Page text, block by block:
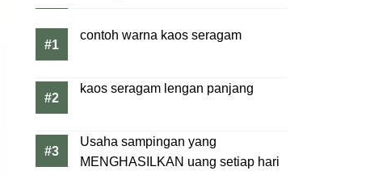
contoh warna kaos seragam
kaos seragam lengan panjang
Usaha sampingan yang
MENGHASILKAN uang setiap hari